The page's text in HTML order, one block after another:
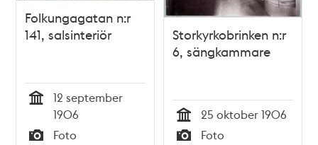
Folkungagatan n:r
141, salsinteriör
12 september
1906
Foto
Storkyrkobrinken n:r
6, sängkammare
Tid
25 oktober 1906
Foto